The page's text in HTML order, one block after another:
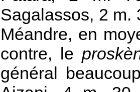
Sagalassos, 2 m.
Méandre, en
contre, le
général